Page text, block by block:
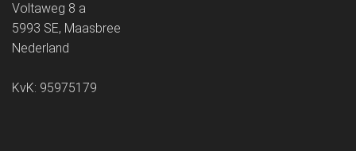
Voltaweg 8 a
5993 SE, Maasbree
Nederland
KvK: 95975179